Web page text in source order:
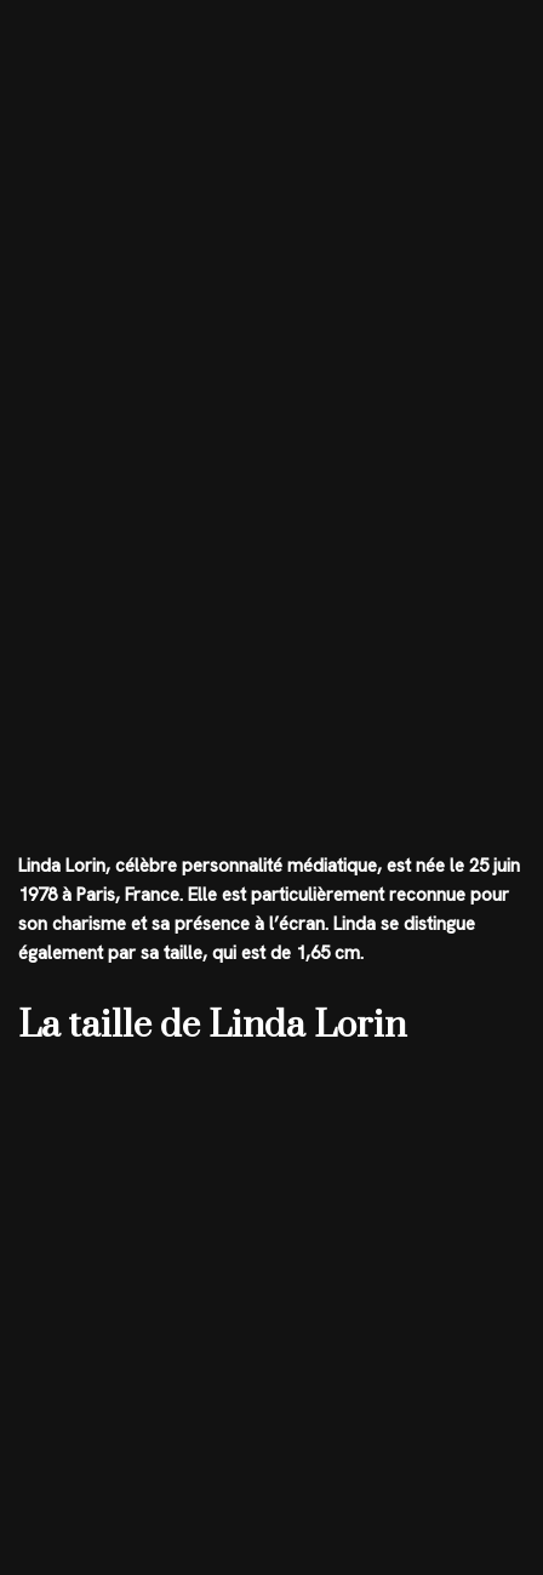
Linda Lorin, célèbre personnalité médiatique, est née le 25 juin
1978 à Paris, France. Elle est particulièrement reconnue pour
son charisme et sa présence à l’écran. Linda se distingue
également par sa taille, qui est de 1,65 cm.
La taille de Linda Lorin